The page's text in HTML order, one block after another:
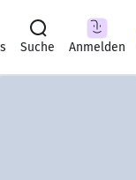
Suche Anmelden